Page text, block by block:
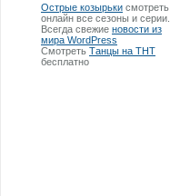
Острые козырьки смотреть
онлайн все сезоны и серии.
Всегда свежие новости из
мира WordPress
Смотреть Танцы на ТНТ
бесплатно